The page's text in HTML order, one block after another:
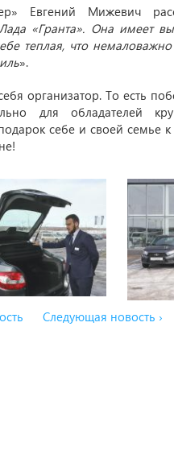
Евгений Мижевич
«Гранта». Она имеет
теплая, что
».
организатор. То есть
для обладателей
себе и своей семье
Следующая новость ›